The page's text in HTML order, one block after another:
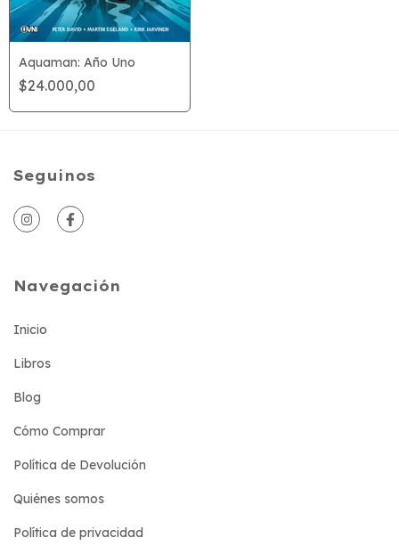
Aquaman: Año Uno
$24.000,00
Seguinos
Navegación
Inicio
Libros
Blog
Cómo Comprar
Política de Devolución
Quiénes somos
Política de privacidad